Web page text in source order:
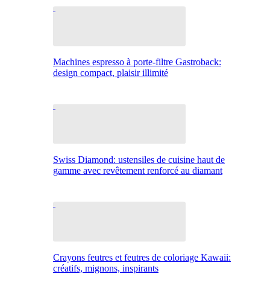
Machines espresso à porte-filtre Gastroback:
design compact, plaisir illimité
Swiss Diamond: ustensiles de cuisine haut de
gamme avec revêtement renforcé au diamant
Crayons feutres et feutres de coloriage Kawaii:
créatifs, mignons, inspirants